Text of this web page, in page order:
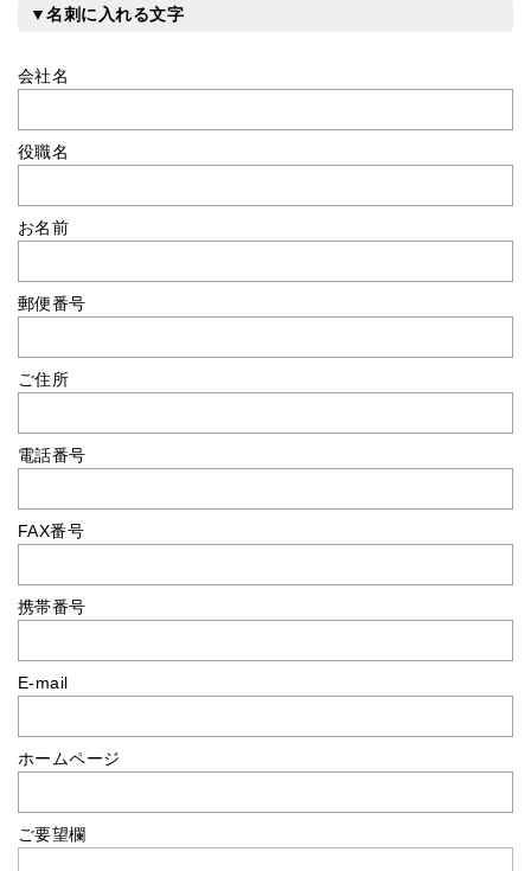
▼名刺に入れる文字
会社名
役職名
お名前
郵便番号
ご住所
電話番号
FAX番号
携帯番号
E-mail
ホームページ
ご要望欄